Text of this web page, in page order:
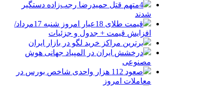
4متهم قتل حمیدرضا رجب‌زاده دستگیر
شدند
قیمت طلای 18عیار امروز شنبه 17مرداد/
افزایش قیمت + جدول و جزئیات
برترین مراکز خرید لگو در بازار ایران
درخشش ایران در المپیاد جهانی هوش
مصنوعی
صعود 112 هزار واحدی شاخص بورس در
معاملات امروز